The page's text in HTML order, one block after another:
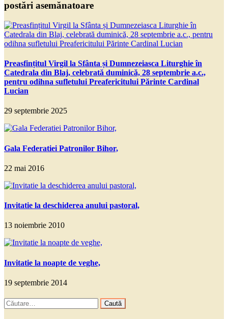
postări asemănatoare
Preasfințitul Virgil la Sfânta și Dumnezeiasca Liturghie în
Catedrala din Blaj, celebrată duminică, 28 septembrie a.c.,
pentru odihna sufletului Preafericitului Părinte Cardinal
Lucian
29 septembrie 2025
Gala Federatiei Patronilor Bihor,
22 mai 2016
Invitatie la deschiderea anului pastoral,
13 noiembrie 2010
Invitatie la noapte de veghe,
19 septembrie 2014
Caută
după: